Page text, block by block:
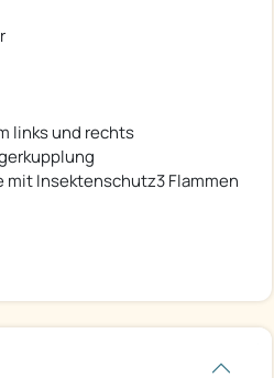
links und rechts
Insektenschutz3 Flammen